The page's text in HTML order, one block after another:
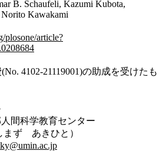
B. Schaufeli, Kazumi Kubota,
Norito Kawakami
plosone/article?
4102-21119001)の助成を受けたも
間科学教育センター
ず あきひと）